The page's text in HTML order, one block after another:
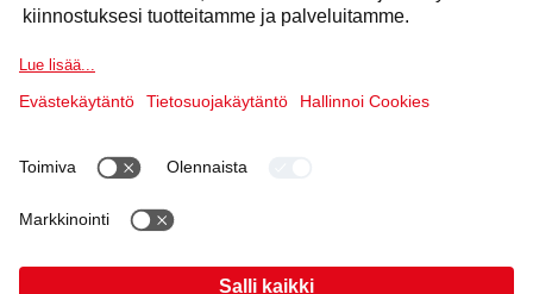
Tuotteet Ratkaisut
Palvelut
Sektorit